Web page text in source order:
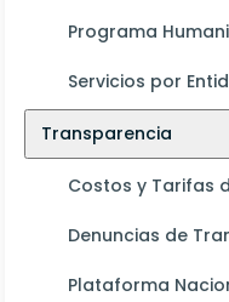
Programa
Servicios por
Transparencia
Costos y Tarifas
Denuncias de
Plataforma